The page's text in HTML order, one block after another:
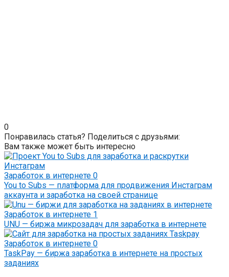
0
Понравилась статья? Поделиться с друзьями:
Вам также может быть интересно
Заработок в интернете 0
You to Subs — платформа для продвижения Инстаграм
аккаунта и заработка на своей странице
Заработок в интернете 1
UNU — биржа микрозадач для заработка в интернете
Заработок в интернете 0
TaskPay — биржа заработка в интернете на простых
заданиях